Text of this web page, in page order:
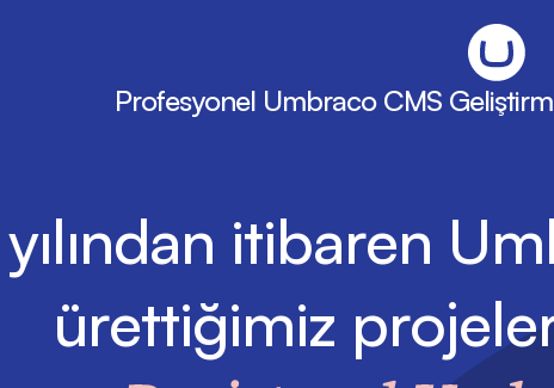
Profesyonel Umbraco CMS
itibaren
ürettiğimiz